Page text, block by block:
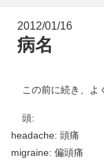
2012/01/16
病名
この前に続き、よ
頭:
headache: 頭痛
migraine: 偏頭痛